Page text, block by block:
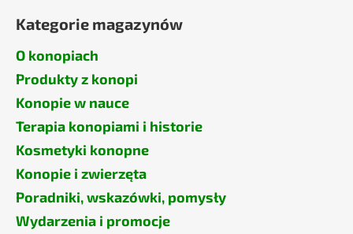
Kategorie magazynów
O konopiach
Produkty z konopi
Konopie w nauce
Terapia konopiami i historie
Kosmetyki konopne
Konopie i zwierzęta
Poradniki, wskazówki, pomysły
Wydarzenia i promocje